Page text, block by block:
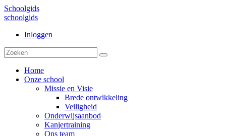
Schoolgids
schoolgids
Inloggen
Home
Onze school
Missie en Visie
Brede ontwikkeling
Veiligheid
Onderwijsaanbod
Kanjertraining
Ons team